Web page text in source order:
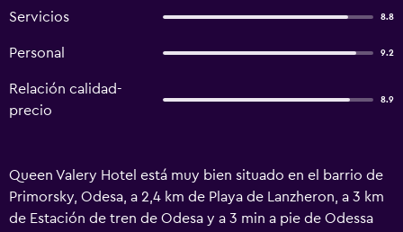
Servicios 8.8
Personal 9.2
Relación calidad-
precio
8.9
Queen Valery Hotel está muy bien situado en el barrio de
Primorsky, Odesa, a 2,4 km de Playa de Lanzheron, a 3 km
de Estación de tren de Odesa y a 3 min a pie de Odessa